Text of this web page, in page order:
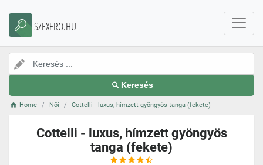
SZEXERO.HU
Keresés
Home Női Cottelli - luxus, hímzett gyöngyös tanga (fekete)
Cottelli - luxus, hímzett gyöngyös
tanga (fekete)